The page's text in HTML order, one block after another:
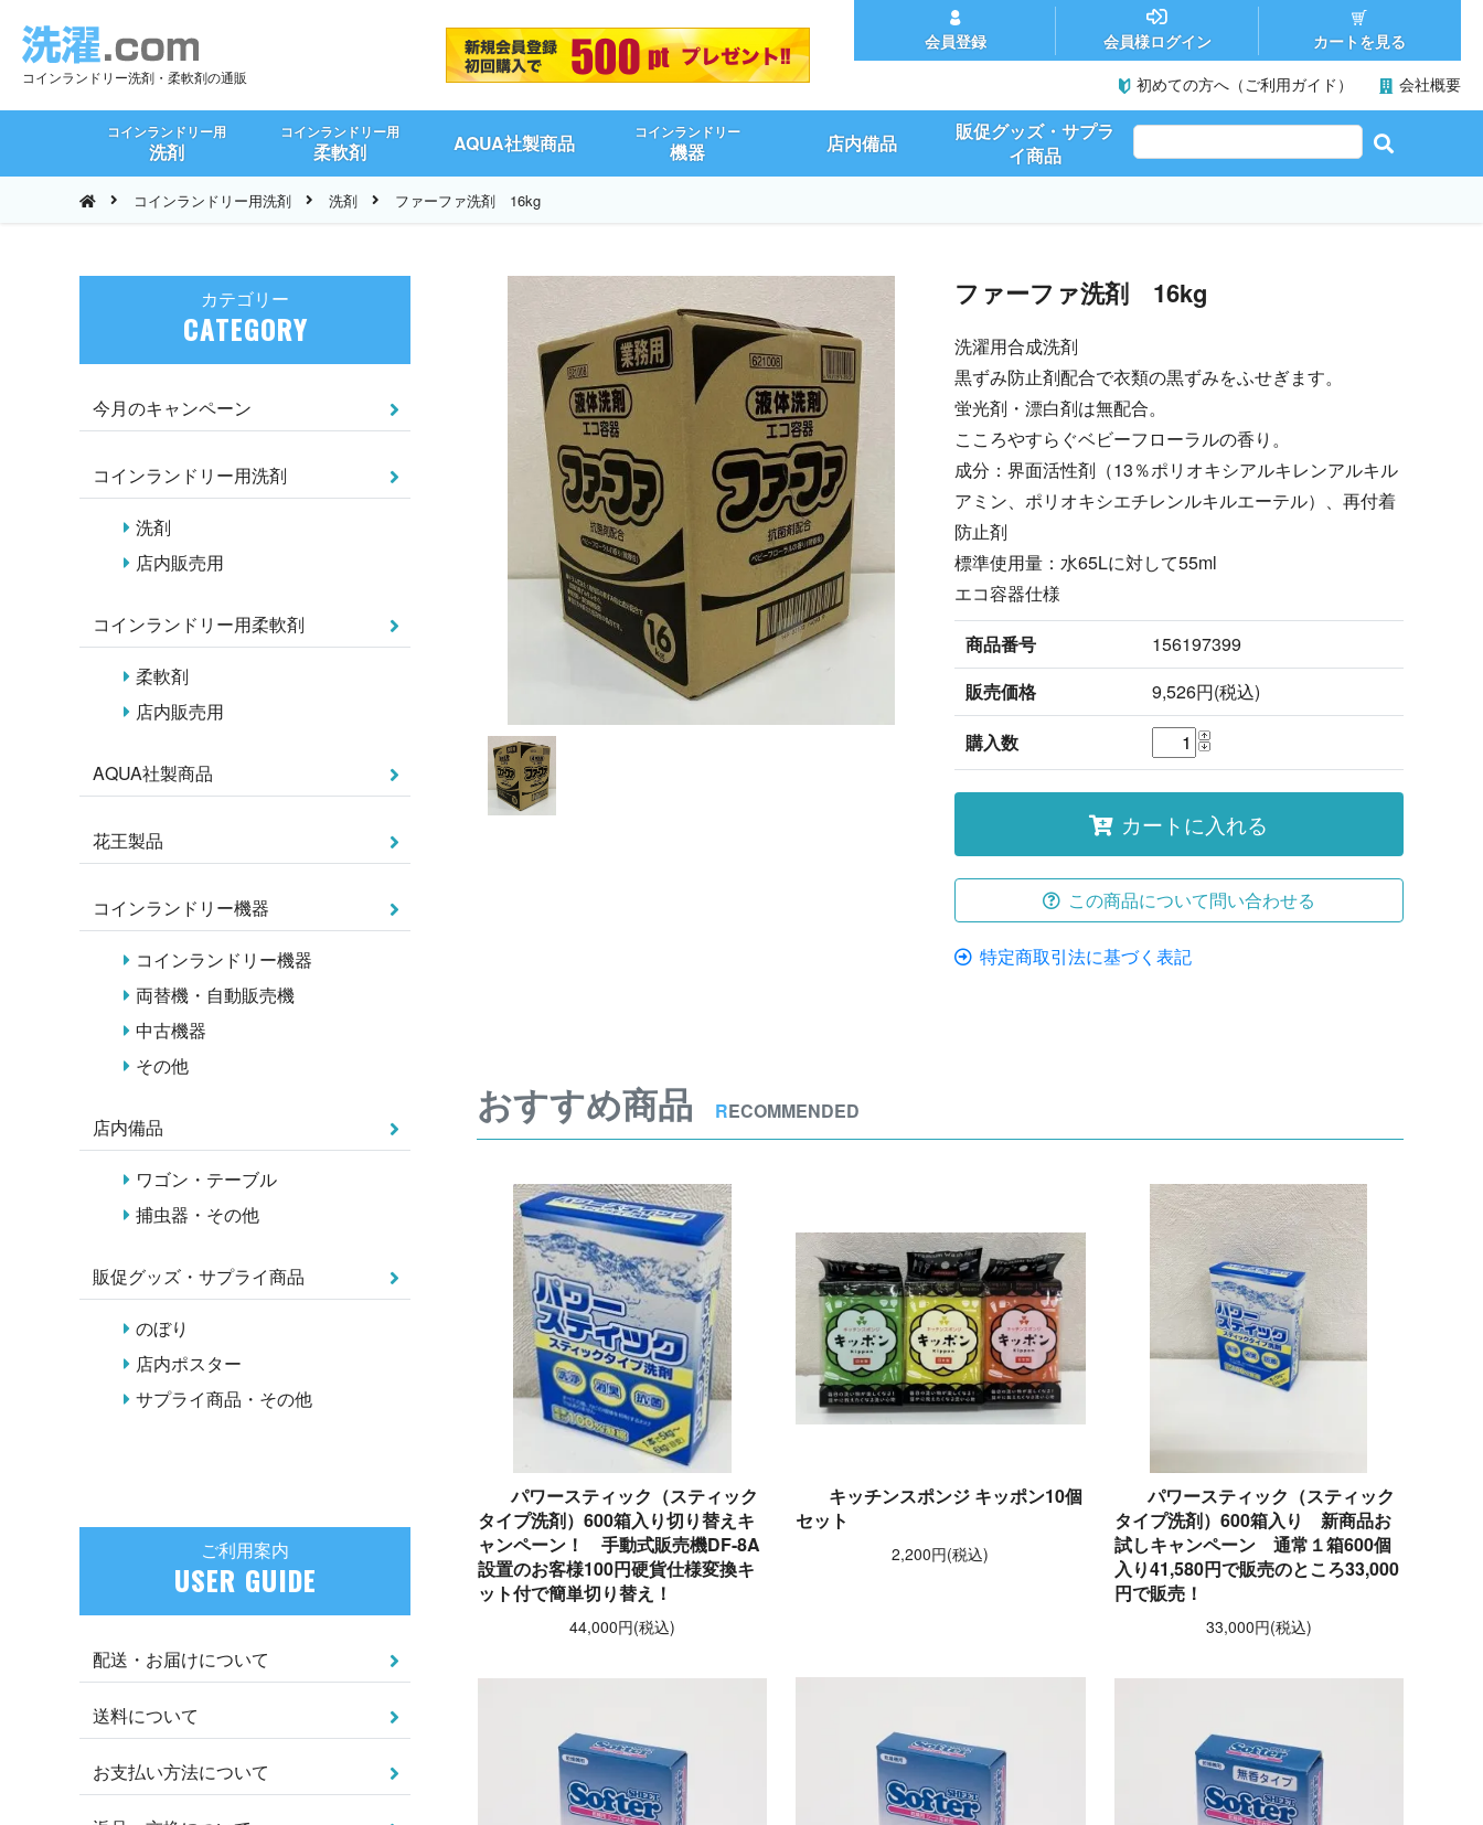
コインランドリー洗剤・柔軟剤の通販
会員登録 会員様ログイン
カートを見る
初めての方へ（ご利用ガイド）
会社概要
コインランドリー用
洗剤
コインランドリー用
柔軟剤 AQUA社製商品 コインランドリー
機器 店内備品
販促グッズ・サプラ
イ商品
コインランドリー用洗剤 洗剤 ファーファ洗剤 16kg
ファーファ洗剤 16kg
洗濯用合成洗剤
黒ずみ防止剤配合で衣類の黒ずみをふせぎます。
蛍光剤・漂白剤は無配合。
こころやすらぐベビーフローラルの香り。
成分：界面活性剤（13％ポリオキシアルキレンアルキル
アミン、ポリオキシエチレンルキルエーテル）、再付着
防止剤
標準使用量：水65Lに対して55ml
エコ容器仕様
商品番号
156197399
販売価格
9,526円(税込)
購入数
カートに入れる
この商品について問い合わせる
特定商取引法に基づく表記
おすすめ商品 RECOMMENDED
パワースティック（スティック
タイプ洗剤）600箱入り切り替えキ
ャンペーン！ 手動式販売機DF-8A
設置のお客様100円硬貨仕様変換キ
ット付で簡単切り替え！
44,000円(税込)
キッチンスポンジ キッポン10個
セット
2,200円(税込)
パワースティック（スティック
タイプ洗剤）600箱入り 新商品お
試しキャンペーン 通常１箱600個
入り41,580円で販売のところ33,000
円で販売！
33,000円(税込)
カテゴリー
CATEGORY
今月のキャンペーン
コインランドリー用洗剤
洗剤
店内販売用
コインランドリー用柔軟剤
柔軟剤
店内販売用
AQUA社製商品
花王製品
コインランドリー機器
コインランドリー機器
両替機・自動販売機
中古機器
その他
店内備品
ワゴン・テーブル
捕虫器・その他
販促グッズ・サプライ商品
のぼり
店内ポスター
サプライ商品・その他
ご利用案内
USER GUIDE
配送・お届けについて
送料について
お支払い方法について